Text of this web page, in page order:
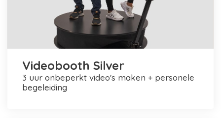
Videobooth Silver
3 uur onbeperkt video's maken + personele
begeleiding